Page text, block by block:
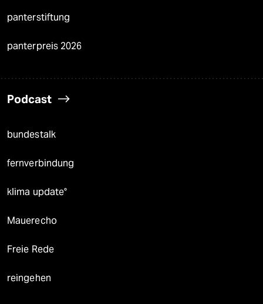
panterstiftung
panterpreis 2026
Podcast
bundestalk
fernverbindung
klima update°
Mauerecho
Freie Rede
reingehen